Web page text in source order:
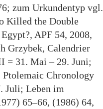
zum Urkundentyp vgl.
Killed the Double
APF 54, 2008,
Grzybek, Calendrier
= 31. Mai – 29. Juni;
Ptolemaic Chronology
Juli; Leben im
65–66, (1986) 64,